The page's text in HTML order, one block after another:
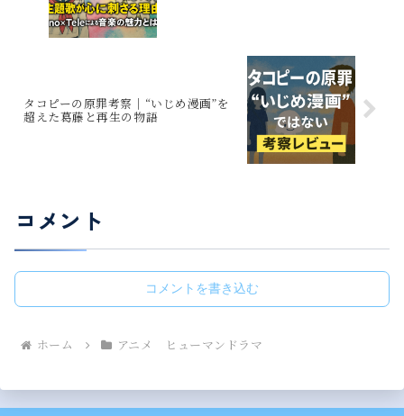
タコピーの原罪考察｜“いじめ漫画”を
超えた葛藤と再生の物語
コメント
コメントを書き込む
ホーム アニメ ヒューマンドラマ